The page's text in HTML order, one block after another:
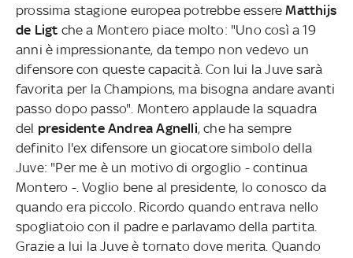
prossima stagione europea potrebbe essereMatthijs
de Ligt che a Montero piace molto: "Uno così a 19
anni è impressionante, da tempo non vedevo un
difensore con queste capacità. Con lui la Juve sarà
favorita per la Champions, ma bisogna andare avanti
passo dopo passo". Montero applaude la squadra
del presidente Andrea Agnelli, che ha sempre
definito l'ex difensore un giocatore simbolo della
Juve: "Per me è un motivo di orgoglio - continua
Montero -. Voglio bene al presidente, lo conosco da
quando era piccolo. Ricordo quando entrava nello
spogliatoio con il padre e parlavamo della partita.
Grazie a lui la Juve è tornato dove merita. Quando